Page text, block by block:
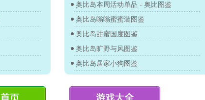
奥比岛本周活动单品 - 奥比图鉴
奥比岛嗡嗡蜜蜜装图鉴
奥比岛甜蜜国度图鉴
奥比岛旷野与风图鉴
奥比岛居家小狗图鉴